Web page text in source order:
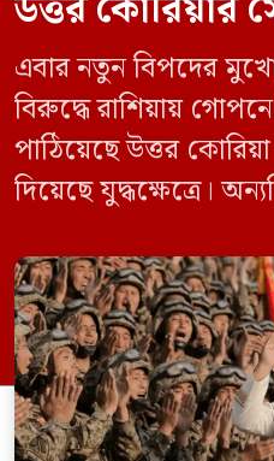
এবার নতুন বিপদের
বিরুদ্ধে রাশিয়ায়
পাঠিয়েছে উত্তর
দিয়েছে যুদ্ধক্ষেত্রে।
অনিশ্চয়তা দেখা
আল জাজিরার এক
হয়েছে। প্রতিবেদনে
সৈন্যরা মঙ্গলবার
প্রথমবারের […]